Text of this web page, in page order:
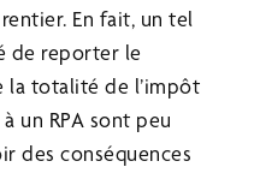
rentier. En fait, un tel
de reporter le
la totalité de l’impôt
un RPA sont peu
des conséquences